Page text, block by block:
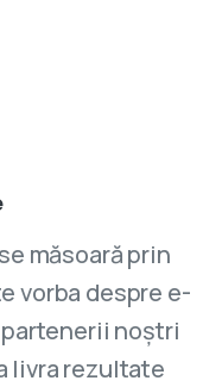
măsoară prin
vorba despre e-
partenerii noștri
livra rezultate